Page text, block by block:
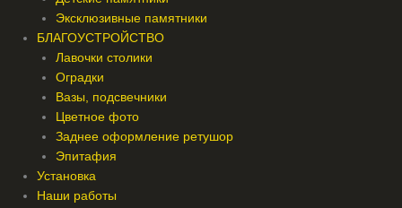
Эксклюзивные памятники
БЛАГОУСТРОЙСТВО
Лавочки столики
Оградки
Вазы, подсвечники
Цветное фото
Заднее оформление ретушор
Эпитафия
Установка
Наши работы